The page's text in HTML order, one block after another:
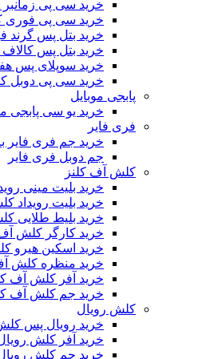
خرید سی پی زمانبر
خرید سی پی فوری
خرید بتل پس گرند
خرید بتل پس کالاف
خرید سوپلای پس
خرید سی پی دوبل
پابجی موبایل
خرید یو سی پابجی
فری فایر
خرید جم فری فایر
جم دوبل فری فایر
کلش آف کلنز
خرید بلیت مینی
خرید بلیت رویداد
خرید بلیط طلایی
خرید کارگر کلش آف
خرید اسکین هیرو
خرید منظره کلش
خرید آفر کلش آف
خرید جم کلش آف
کلش رویال
خرید رویال پس
خرید آفر کلش
خرید جم کلش